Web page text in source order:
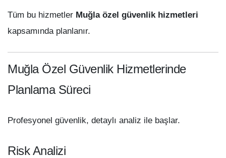
Tüm bu hizmetler Muğla özel güvenlik hizmetleri
kapsamında planlanır.
Muğla Özel Güvenlik Hizmetlerinde
Planlama Süreci
Profesyonel güvenlik, detaylı analiz ile başlar.
Risk Analizi